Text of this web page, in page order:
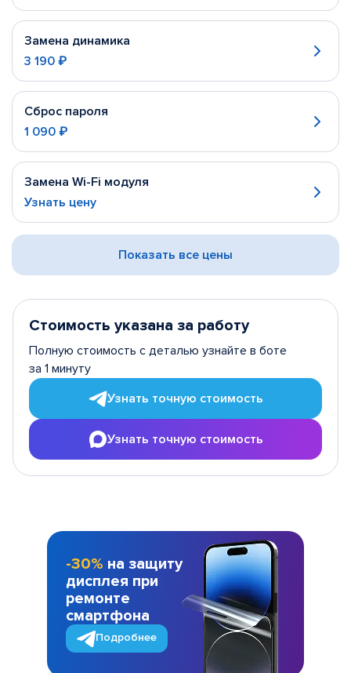
Замена динамика
3 190 ₽
Сброс пароля
1 090 ₽
Замена Wi-Fi модуля
Узнать цену
Показать все цены
Стоимость указана за работу
Полную стоимость с деталью узнайте в боте
за 1 минуту
Узнать точную стоимость
Узнать точную стоимость
-30% на защиту
дисплея при
ремонте
смартфона
Подробнее